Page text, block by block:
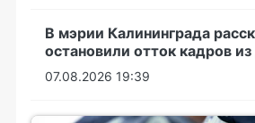
В мэрии Калининграда
остановили отток кадров
07.08.2026 19:39